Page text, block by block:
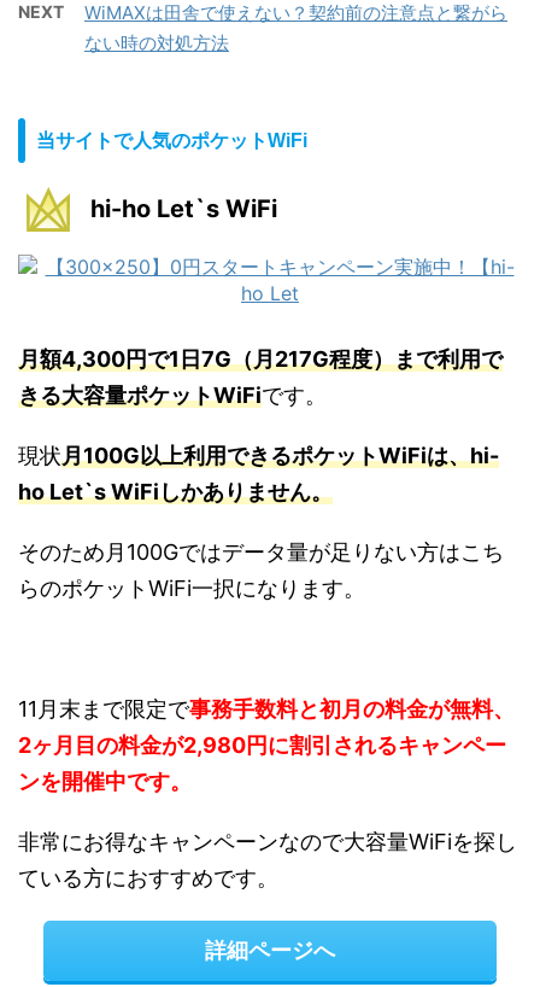
NEXT
WiMAXは田舎で使えない？契約前の注意点と繋がら
ない時の対処方法
当サイトで人気のポケットWiFi
hi-ho Let`s WiFi
月額4,300円で1日7G（月217G程度）まで利用で
きる大容量ポケットWiFiです。
現状月100G以上利用できるポケットWiFiは、hi-
ho Let`s WiFiしかありません。
そのため月100Gではデータ量が足りない方はこち
らのポケットWiFi一択になります。
11月末まで限定で事務手数料と初月の料金が無料、
2ヶ月目の料金が2,980円に割引されるキャンペー
ンを開催中です。
非常にお得なキャンペーンなので大容量WiFiを探し
ている方におすすめです。
詳細ページへ